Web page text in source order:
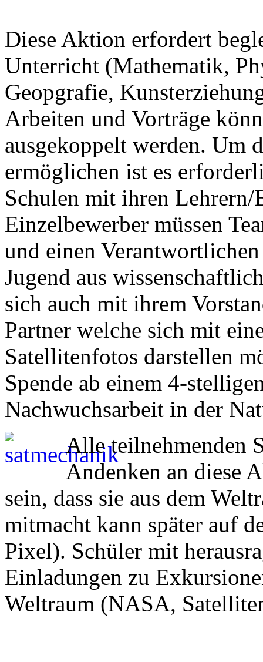
Diese Aktion erfordert
Unterricht (Mathematik,
Geopgrafie,
Arbeiten und Vorträge
ausgekoppelt werden. Um
ermöglichen ist es
Schulen mit ihren Lehrern/
Einzelbewerber müssen
und einen
Jugend aus
sich auch mit ihrem
Partner welche sich mit
Satellitenfotos darstellen
Spende ab einem 4-
Nachwuchsarbeit in der
Alle teilnehmenden
Andenken an diese
sein, dass sie aus dem
mitmacht kann später auf
Pixel). Schüler mit
Einladungen zu
Weltraum (NASA,